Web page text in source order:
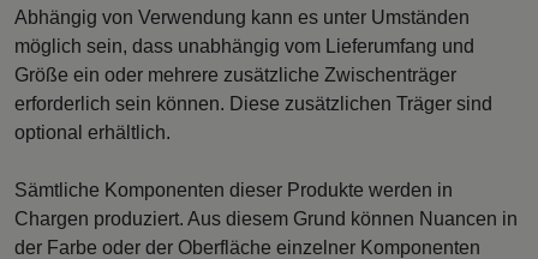
Abhängig von Verwendung kann es unter Umständen
möglich sein, dass unabhängig vom Lieferumfang und
Größe ein oder mehrere zusätzliche Zwischenträger
erforderlich sein können. Diese zusätzlichen Träger sind
optional erhältlich.
Sämtliche Komponenten dieser Produkte werden in
Chargen produziert. Aus diesem Grund können Nuancen in
der Farbe oder der Oberfläche einzelner Komponenten